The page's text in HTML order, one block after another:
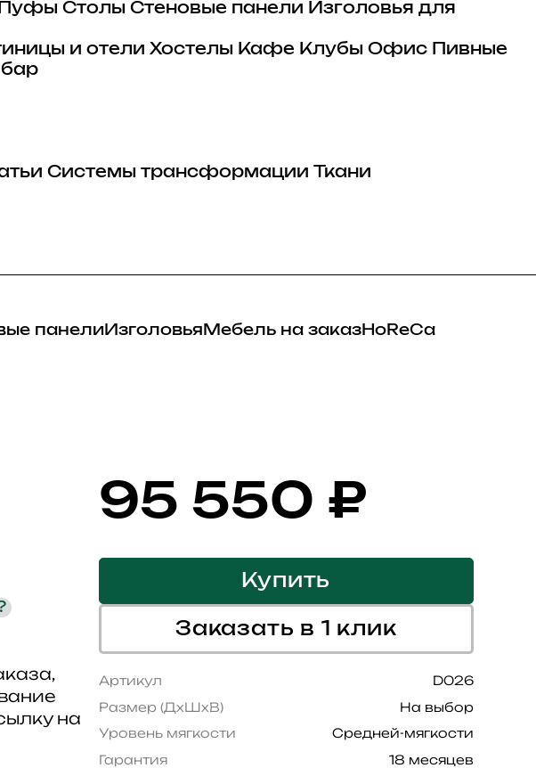
Пуфы Столы Стеновые панели Изголовья для
и отели Хостелы Кафе Клубы Офис
Пивные
Системы трансформации
Ткани
панелиИзголовья Мебель на заказHoReCa
на
95 550 ₽
Купить
Заказать в 1 клик
Артикул
D026
Размер (ДхШхВ)
На выбор
Уровень мягкости
Средней-мягкости
Гарантия
18 месяцев